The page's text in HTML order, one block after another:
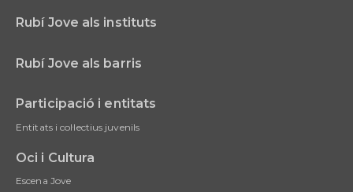
Rubí Jove als instituts
Rubí Jove als barris
Participació i entitats
Entitats i col·lectius juvenils
Oci i Cultura
Escena Jove